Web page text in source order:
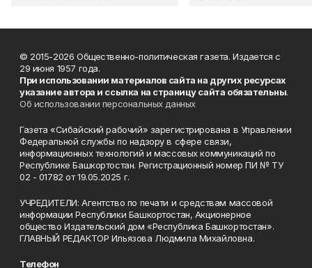
© 2015-2026 Общественно-политическая газета. Издается с
29 июня 1957 года.
При использовании материалов сайта на других ресурсах
указание автора и ссылка на страницу сайта обязательны.
Об использовании персональных данных
Газета «Сибайский рабочий» зарегистрирована в Управлении
Федеральной службы по надзору в сфере связи,
информационных технологий и массовых коммуникаций по
Республике Башкортостан. Регистрационный номер ПИ № ТУ
02 - 01782 от 19.05.2025 г.
УЧРЕДИТЕЛИ: Агентство по печати и средствам массовой
информации Республики Башкортостан, Акционерное
общество Издательский дом «Республика Башкортостан».
ГЛАВНЫЙ РЕДАКТОР Ильязова Людмила Михайловна.
Телефон